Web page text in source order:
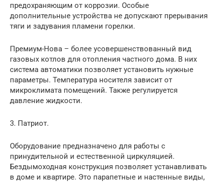
предохраняющим от коррозии. Особые
дополнительные устройства не допускают прерывания
тяги и задувания пламени горелки.
Премиум-Нова – более усовершенствованный вид
газовых котлов для отопления частного дома. В них
система автоматики позволяет установить нужные
параметры. Температура носителя зависит от
микроклимата помещений. Также регулируется
давление жидкости.
3. Патриот.
Оборудование предназначено для работы с
принудительной и естественной циркуляцией.
Бездымоходная конструкция позволяет устанавливать
в доме и квартире. Это парапетные и настенные виды,